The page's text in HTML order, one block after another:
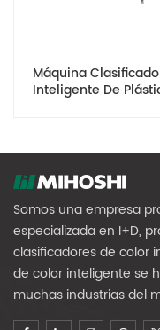
Máquina
Inteligente De
Somos una empresa
especializada en I+D,
clasificadores de color
de color inteligente se
muchas industrias del